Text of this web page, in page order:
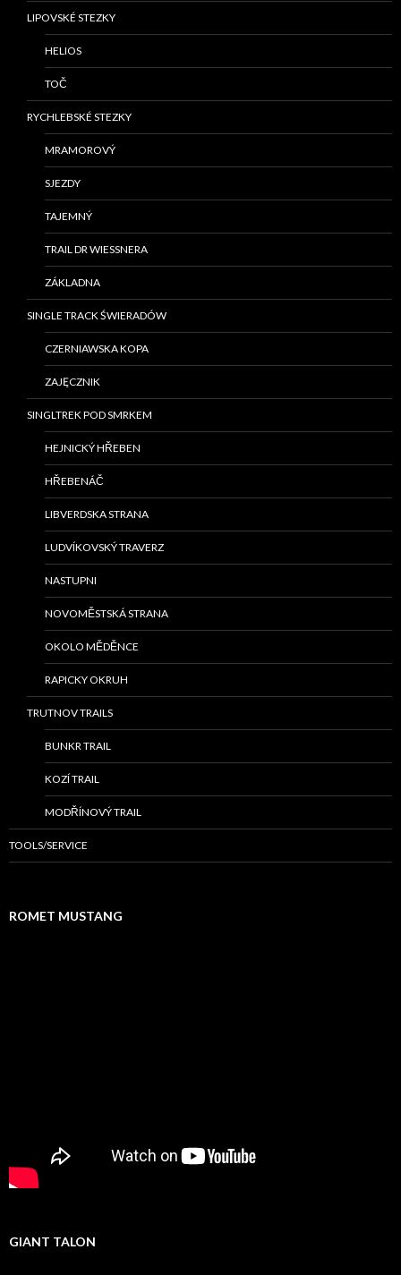
LIPOVSKÉ STEZKY
HELIOS
TOČ
RYCHLEBSKÉ STEZKY
MRAMOROVÝ
SJEZDY
TAJEMNÝ
TRAIL DR WIESSNERA
ZÁKLADNA
SINGLE TRACK ŚWIERADÓW
CZERNIAWSKA KOPA
ZAJĘCZNIK
SINGLTREK POD SMRKEM
HEJNICKÝ HŘEBEN
HŘEBENÁČ
LIBVERDSKA STRANA
LUDVÍKOVSKÝ TRAVERZ
NASTUPNI
NOVOMĚSTSKÁ STRANA
OKOLO MĚDĚNCE
RAPICKY OKRUH
TRUTNOV TRAILS
BUNKR TRAIL
KOZÍ TRAIL
MODŘÍNOVÝ TRAIL
TOOLS/SERVICE
ROMET MUSTANG
GIANT TALON